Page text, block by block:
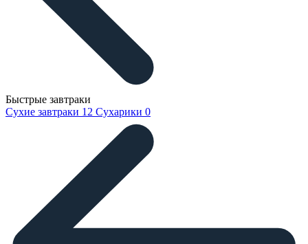
Быстрые завтраки
Сухие завтраки 12 Сухарики 0